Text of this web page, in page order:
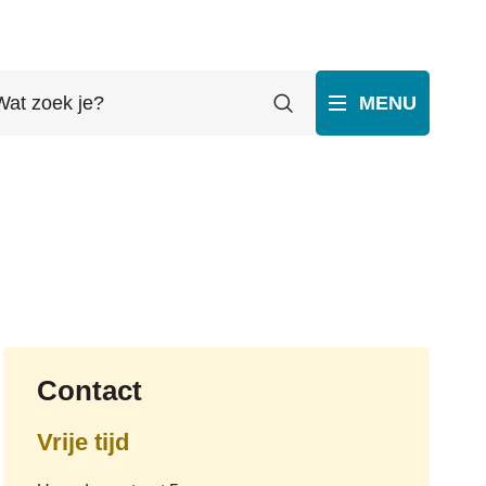
Zoeken MENU
Contact
Vrije tijd